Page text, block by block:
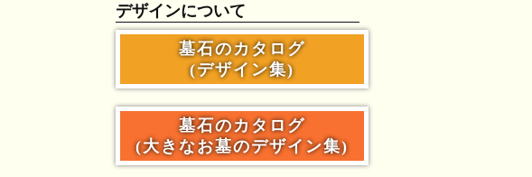
デザインについて
墓石のカタログ
(デザイン集)
墓石のカタログ
(大きなお墓のデザイン集)